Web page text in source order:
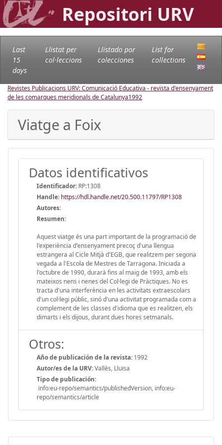
Repositori URV
Last
15
days
Llistat per
col·leccions
Llistado por
colecciones
List for
collections
Revistes Publicacions URV: Comunicació Educativa - revista d'ensenyament
de les comarques meridionals de Catalunya1992
Viatge a Foix
Datos identificativos
Identificador: RP:1308
Handle: https://hdl.handle.net/20.500.11797/RP1308
Autores:
Resumen:
Aquest viatge és una part important de la programació de
l'experiència d'ensenyament precoç d'una llengua
estrangera al Cicle Mitjà d'EGB, que realitzem per segona
vegada a l'Escola de Mestres de Tarragona. Iniciada a
l'octubre de 1990, durarà fins al maig de 1993, amb els
mateixos nens i nenes del Col·legi de Pràctiques. No es
tracta d'una interferència en les activitats extraescolars
d'un col·legi públic, sinó d'una activitat programada com a
complement de les classes d'idioma que es realitzen, els
dimarts i els dijous, durant dues hores setmanals.
Otros:
Año de publicación de la revista: 1992
Autor/es de la URV:Vallès, Lluïsa
Tipo de publicación:
info:eu-repo/semantics/publishedVersion, info:eu-
repo/semantics/article